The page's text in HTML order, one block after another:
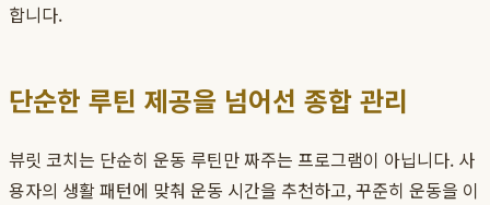
합니다.
단순한 루틴 제공을 넘어선 종합 관리
뷰릿 코치는 단순히 운동 루틴만 짜주는 프로그램이 아닙니다. 사
용자의 생활 패턴에 맞춰 운동 시간을 추천하고, 꾸준히 운동을 이